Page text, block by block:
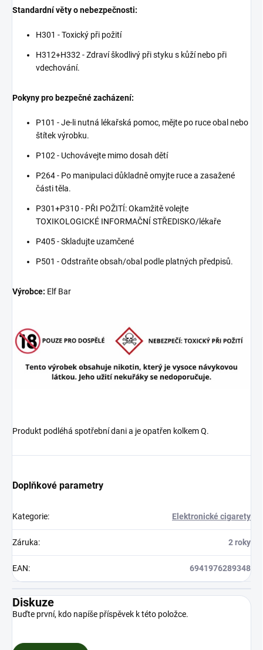
Standardní věty o nebezpečnosti:
H301 - Toxický při požití
H312+H332 - Zdraví škodlivý při styku s kůží nebo při
vdechování.
Pokyny pro bezpečné zacházení:
P101 - Je-li nutná lékařská pomoc, mějte po ruce obal nebo
štítek výrobku.
P102 - Uchovávejte mimo dosah dětí
P264 - Po manipulaci důkladně omyjte ruce a zasažené
části těla.
P301+P310 - PŘI POŽITÍ: Okamžitě volejte
TOXIKOLOGICKÉ INFORMAČNÍ STŘEDISKO/lékaře
P405 - Skladujte uzamčené
P501 - Odstraňte obsah/obal podle platných předpisů.
Výrobce: Elf Bar
Produkt podléhá spotřební dani a je opatřen kolkem Q.
Doplňkové parametry
Kategorie: Elektronické cigarety
Záruka: 2 roky
EAN: 6941976289348
Diskuze
Buďte první, kdo napíše příspěvek k této položce.